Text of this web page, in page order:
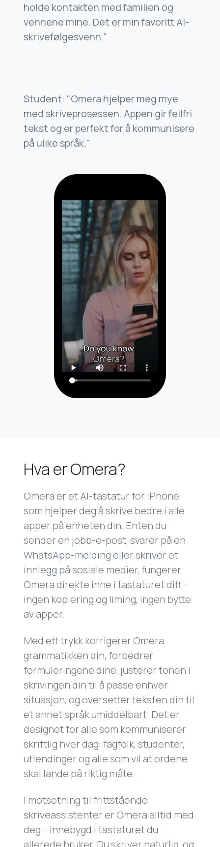
holde kontakten med familien og
vennene mine. Det er min favoritt AI-
skrivefølgesvenn."
Student: "Omera hjelper meg mye
med skriveprosessen. Appen gir feilfri
tekst og er perfekt for å kommunisere
på ulike språk."
Hva er Omera?
Omera er et AI-tastatur for iPhone
som hjelper deg å skrive bedre i alle
apper på enheten din. Enten du
sender en jobb-e-post, svarer på en
WhatsApp-melding eller skriver et
innlegg på sosiale medier, fungerer
Omera direkte inne i tastaturet ditt –
ingen kopiering og liming, ingen bytte
av apper.
Med ett trykk korrigerer Omera
grammatikken din, forbedrer
formuleringene dine, justerer tonen i
skrivingen din til å passe enhver
situasjon, og oversetter teksten din til
et annet språk umiddelbart. Det er
designet for alle som kommuniserer
skriftlig hver dag: fagfolk, studenter,
utlendinger og alle som vil at ordene
skal lande på riktig måte.
I motsetning til frittstående
skriveassistenter er Omera alltid med
deg – innebygd i tastaturet du
allerede bruker. Du skriver naturlig, og